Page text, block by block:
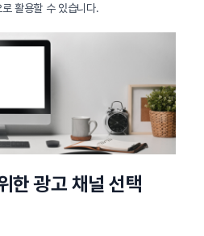
활용할 수 있습니다.
한 광고 채널 선택